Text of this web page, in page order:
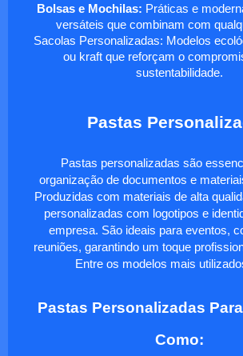
Bolsas e Mochilas: Práticas e
versáteis que combinam com
Sacolas Personalizadas: Modelos
ou kraft que reforçam o
sustentabilidade.
Pastas
Pastas personalizadas são
organização de documentos e
Produzidas com materiais de alta
personalizadas com logotipos e
empresa. São ideais para eventos,
reuniões, garantindo um toque
Entre os modelos mais
Pastas Personalizadas
Como: